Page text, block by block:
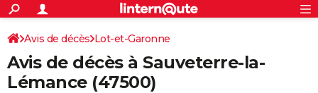
ACTUALITÉS
Politique
Société
Faits Divers
Education
Monde
Villes
+
SPORT
Coupe du monde 2026
Football
Tennis
Cyclisme
Rugby
Forum
CULTURE
Connexion
Avis de décès Lot-et-Garonne
Avis de décès à Sauveterre-la-
Lémance (47500)